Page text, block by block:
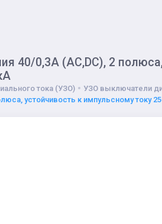
40/0,3А (AC,DC), 2
тока (УЗО)
УЗО выключатели
устойчивость к импульсному току